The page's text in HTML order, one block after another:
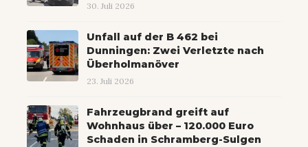
30. Juli 2026
Unfall auf der B 462 bei
Dunningen: Zwei Verletzte nach
Überholmanöver
23. Juli 2026
Fahrzeugbrand greift auf
Wohnhaus über – 120.000 Euro
Schaden in Schramberg-Sulgen